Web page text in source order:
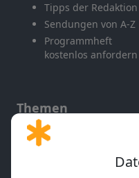
Tipps der Redaktion
Sendungen von A-Z
Programmheft
kostenlos anfordern
Themen
Gott und Bibel erklärt